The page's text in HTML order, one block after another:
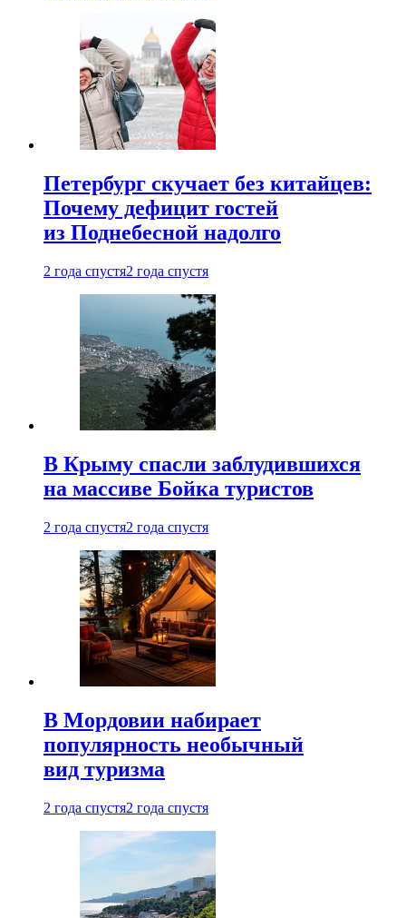
Петербург скучает без китайцев:
Почему дефицит гостей
из Поднебесной надолго
2 года спустя2 года спустя
В Крыму спасли заблудившихся
на массиве Бойка туристов
2 года спустя2 года спустя
В Мордовии набирает
популярность необычный
вид туризма
2 года спустя2 года спустя